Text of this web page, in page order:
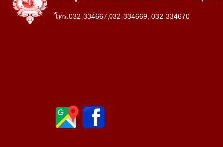
โทร.032-334667,032-334669, 032-334670